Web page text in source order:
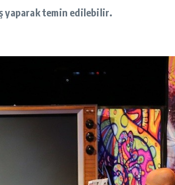
yaparak temin edilebilir.